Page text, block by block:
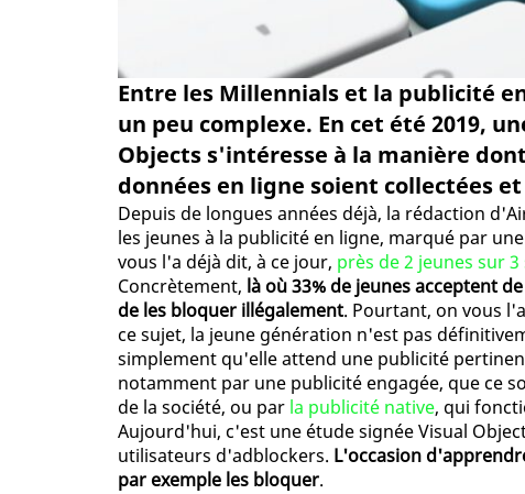
Entre les Millennials et la publicité
un peu complexe. En cet été 2019,
Objects s'intéresse à la manière
données en ligne soient collectées
Depuis de longues années déjà, la rédaction
les jeunes à la publicité en ligne, marqué par
vous l'a déjà dit, à ce jour, près de 2 jeunes sur
Concrètement, là où 33% de jeunes acceptent
de les bloquer illégalement. Pourtant, on vous
ce sujet, la jeune génération n'est pas
simplement qu'elle attend une publicité
notamment par une publicité engagée, que ce
de la société, ou par la publicité native, qui
Aujourd'hui, c'est une étude signée Visual
utilisateurs d'adblockers. L'occasion
par exemple les bloquer.